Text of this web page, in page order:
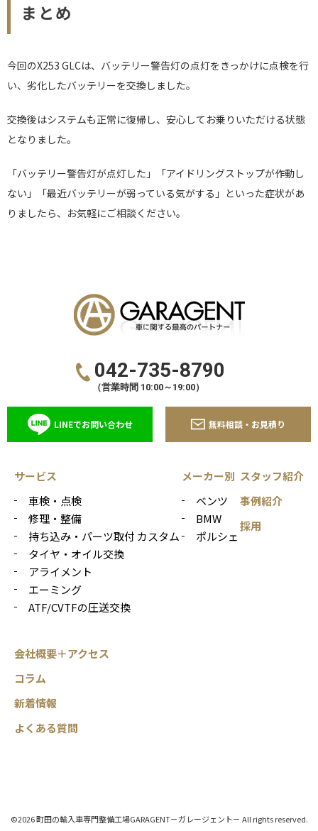
まとめ
今回のX253 GLCは、バッテリー警告灯の点灯をきっかけに点検を行
い、劣化したバッテリーを交換しました。
交換後はシステムも正常に復帰し、安心してお乗りいただける状態
となりました。
「バッテリー警告灯が点灯した」「アイドリングストップが作動し
ない」「最近バッテリーが弱っている気がする」といった症状があ
りましたら、お気軽にご相談ください。
042-735-8790
（営業時間 10:00～19:00）
LINEでお問い合わせ 無料相談・お見積り
サービス
車検・点検
修理・整備
持ち込み・パーツ取付 カスタム
タイヤ・オイル交換
アライメント
エーミング
ATF/CVTFの圧送交換
メーカー別
ベンツ
BMW
ポルシェ
スタッフ紹介
事例紹介
採用
会社概要＋アクセス
コラム
新着情報
よくある質問
©2026 町田の輸入車専門整備工場GARAGENT－ガレージェント－ All rights reserved.